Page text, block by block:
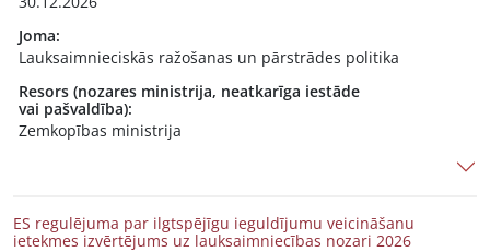
Joma:
Lauksaimnieciskās ražošanas un pārstrādes politika
Resors (nozares ministrija, neatkarīga iestāde
vai pašvaldība):
Zemkopības ministrija
ES regulējuma par ilgtspējīgu ieguldījumu veicināšanu
ietekmes izvērtējums uz lauksaimniecības nozari 2026